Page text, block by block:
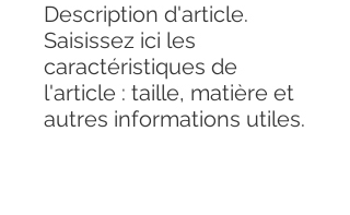
Description d'article.
Saisissez ici les
caractéristiques de
l'article : taille, matière et
autres informations utiles.